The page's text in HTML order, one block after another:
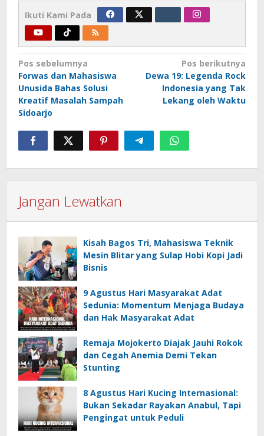
Ikuti Kami Pada
Navigasi
pos
Pos sebelumnya
Forwas dan Mahasiswa
Unusida Bahas Solusi
Kreatif Masalah Sampah
Sidoarjo
Pos berikutnya
Dewa 19: Legenda Rock
Indonesia yang Tak
Lekang oleh Waktu
Jangan Lewatkan
Kisah Bagos Tri, Mahasiswa Teknik
Mesin Blitar yang Sulap Hobi Kopi Jadi
Bisnis
9 Agustus Hari Masyarakat Adat
Sedunia: Momentum Menjaga Budaya
dan Hak Masyarakat Adat
Remaja Mojokerto Diajak Jauhi Rokok
dan Cegah Anemia Demi Tekan
Stunting
8 Agustus Hari Kucing Internasional:
Bukan Sekadar Rayakan Anabul, Tapi
Pengingat untuk Peduli